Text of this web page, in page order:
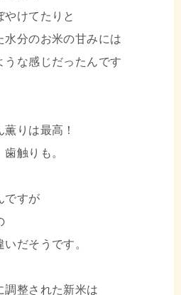
やけてたりと
水分のお米の甘みには
うな感じだったんです
りは最高！
触りも。
ですが
だそうです。
調整された新米は